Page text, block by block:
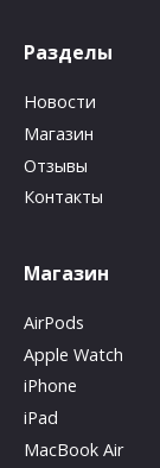
Разделы
Новости
Магазин
Отзывы
Контакты
Магазин
AirPods
Apple Watch
iPhone
iPad
MacBook Air